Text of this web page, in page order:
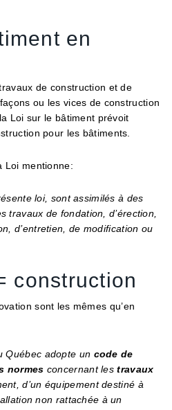
en
de construction et de
ou les vices de construction
Loi sur le bâtiment prévoit
pour les bâtiments.
Loi mentionne:
loi, sont assimilés à des
travaux de fondation, d’érection,
d’entretien, de modification ou
construction
sont les mêmes qu’en
Québec adopte un code de
normes concernant lestravaux
d’un équipement destiné à
non rattachée à un